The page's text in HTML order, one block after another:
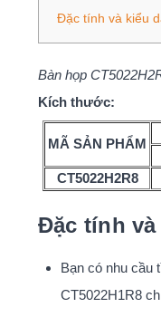
Đặc tính và kiểu
Bàn họp
Kích thước:
MÃ SẢN PHẨM
CT5022H2R8
Đặc tính và
Bạn có nhu cầu
CT5022H1R8